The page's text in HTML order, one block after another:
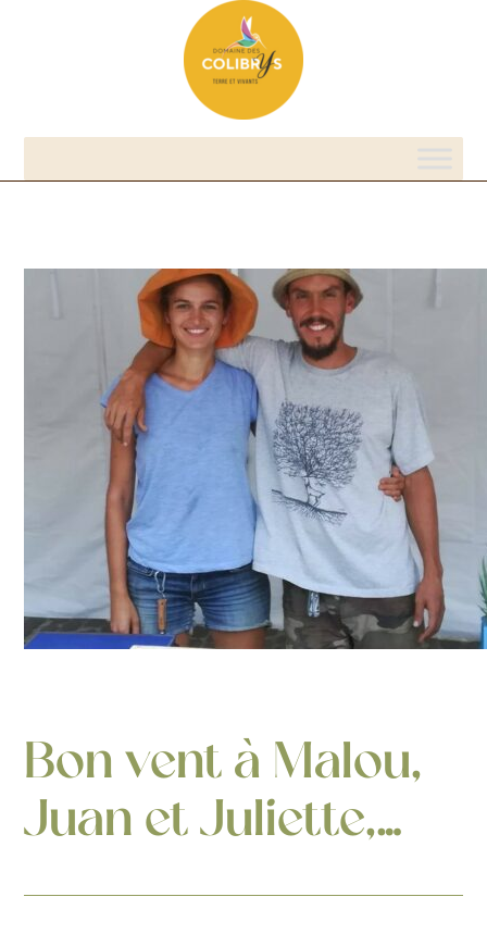
Bon vent à Malou,
Juan et Juliette,…